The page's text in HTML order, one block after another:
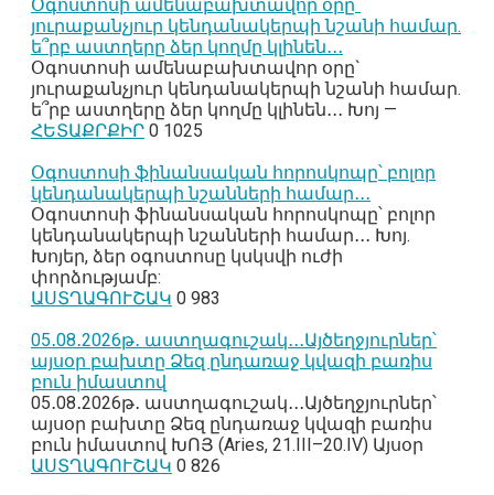
Օգոստոսի ամենաբախտավոր օրը`
յուրաքանչյուր կենդանակերպի նշանի համար.
ե՞րբ աստղերը ձեր կողմը կլինեն․․․
Օգոստոսի ամենաբախտավոր օրը`
յուրաքանչյուր կենդանակերպի նշանի համար.
ե՞րբ աստղերը ձեր կողմը կլինեն․․․ Խոյ —
ՀԵՏԱՔՐՔԻՐ 0 1025
Օգոստոսի ֆինանսական հորոսկոպը՝ բոլոր
կենդանակերպի նշանների համար․․․
Օգոստոսի ֆինանսական հորոսկոպը՝ բոլոր
կենդանակերպի նշանների համար․․․ Խոյ.
Խոյեր, ձեր օգոստոսը կսկսվի ուժի
փորձությամբ:
ԱՍՏՂԱԳՈՒՇԱԿ 0 983
05․08․2026թ․ աստղագուշակ․․․Այծեղջյուրներ՝
այսօր բախտը Ձեզ ընդառաջ կվազի բառիս
բուն իմաստով
05․08․2026թ․ աստղագուշակ․․․Այծեղջյուրներ՝
այսօր բախտը Ձեզ ընդառաջ կվազի բառիս
բուն իմաստով ԽՈՅ (Aries, 21.III–20.IV) Այսօր
ԱՍՏՂԱԳՈՒՇԱԿ 0 826